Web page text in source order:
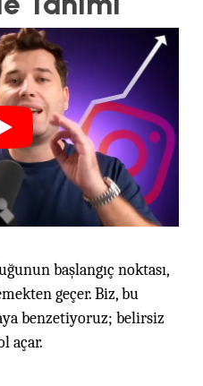
başlangıç noktası,
geçer. Biz, bu
benzetiyoruz; belirsiz
açar.